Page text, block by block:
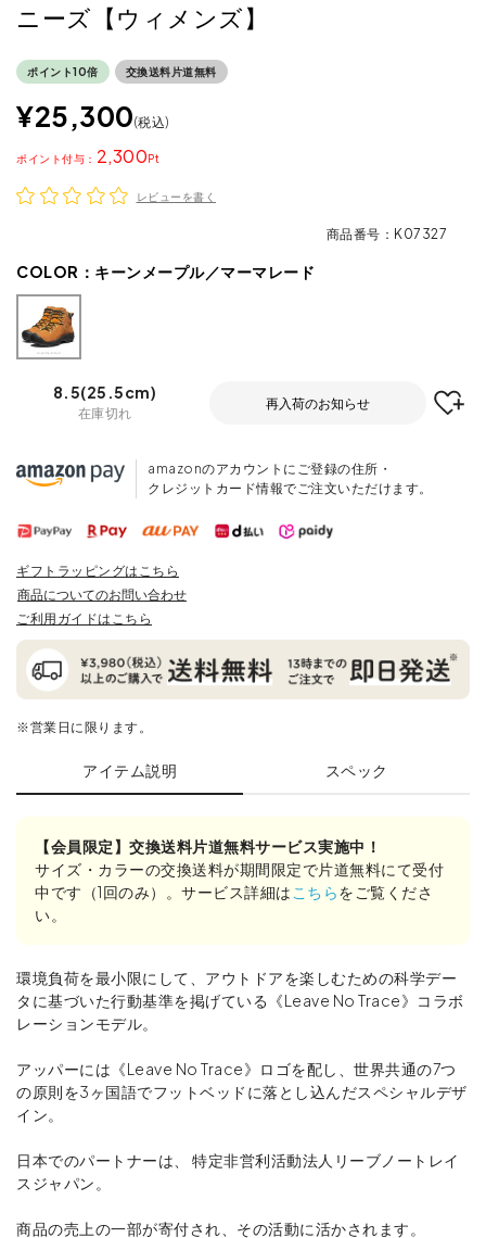
ニーズ【ウィメンズ】
ポイント10倍 交換送料片道無料
¥25,300 税込
2,300
ポイント
レビューを書く
商品番号 K07327
COLOR： キーンメープル／マーマレード
8.5(25.5cm)
在庫切れ
再入荷のお知らせ
amazonのアカウントにご登録の住所・
クレジットカード情報でご注文いただけます。
ギフトラッピングはこちら
商品についてのお問い合わせ
ご利用ガイドはこちら
※営業日に限ります。
アイテム説明 スペック
【会員限定】交換送料片道無料サービス実施中！
サイズ・カラーの交換送料が期間限定で片道無料にて受付
中です（1回のみ）。サービス詳細は こちらをご覧くださ
い。
環境負荷を最小限にして、アウトドアを楽しむための科学デー
タに基づいた行動基準を掲げている《Leave No Trace》コラボ
レーションモデル。
アッパーには《Leave No Trace》ロゴを配し、世界共通の7つ
の原則を3ヶ国語でフットベッドに落とし込んだスペシャルデザ
イン。
日本でのパートナーは、 特定非営利活動法人リーブノートレイ
スジャパン。
商品の売上の一部が寄付され、その活動に活かされます。